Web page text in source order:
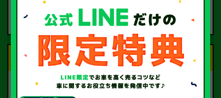
ご依頼ください。
お電話で回答いたしま
す。
Step.3 Step.4